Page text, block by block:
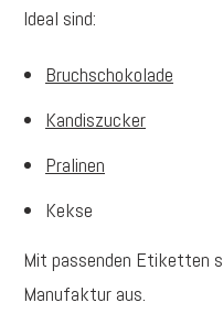
Ideal sind:
Bruchschokolade
Kandiszucker
Pralinen
Kekse
Mit passenden Etiketten
Manufaktur aus.